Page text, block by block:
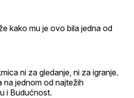
kako mu je ovo bila jedna od
ni za gledanje, ni za igranje.
na jednom od najtežih
i Budućnost.